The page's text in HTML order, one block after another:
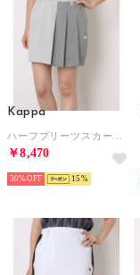
Kappa
￥8,470
30% 15